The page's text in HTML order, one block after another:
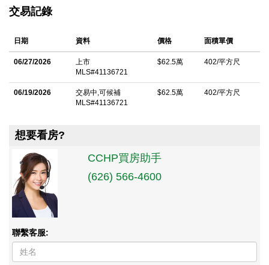
交易記錄
日期 資料 價格 面積單價
06/27/2026
上市
MLS#41136721
$62.5萬 402/平方尺
06/19/2026
交易中,可候補
MLS#41136721
$62.5萬 402/平方尺
想要看房?
CCHP買房助手
(626) 566-4600
聯繫客服: